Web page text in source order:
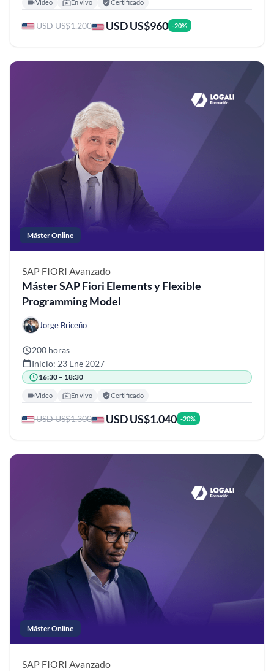
Video En vivo Certificado
USD US$1.200 USD US$960 -20%
Máster Online
SAP FIORI Avanzado
Máster SAP Fiori Elements y Flexible
Programming Model
Jorge Briceño
200 horas
Inicio: 23 Ene 2027
16:30 – 18:30
Video En vivo Certificado
USD US$1.300 USD US$1.040 -20%
Máster Online
SAP FIORI Avanzado